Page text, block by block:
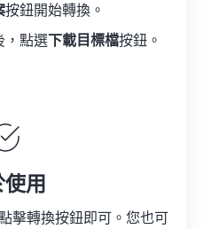
按鈕開始轉換。
，點選 下載目標檔按鈕。
用
擊轉換按鈕即可。您也可